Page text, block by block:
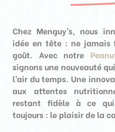
Chez Menguy’s, nous
idée en tête : ne jamais
goût. Avec notre
signons une nouveauté
l’air du temps. Une
aux attentes
restant fidèle à ce
toujours : le plaisir de la